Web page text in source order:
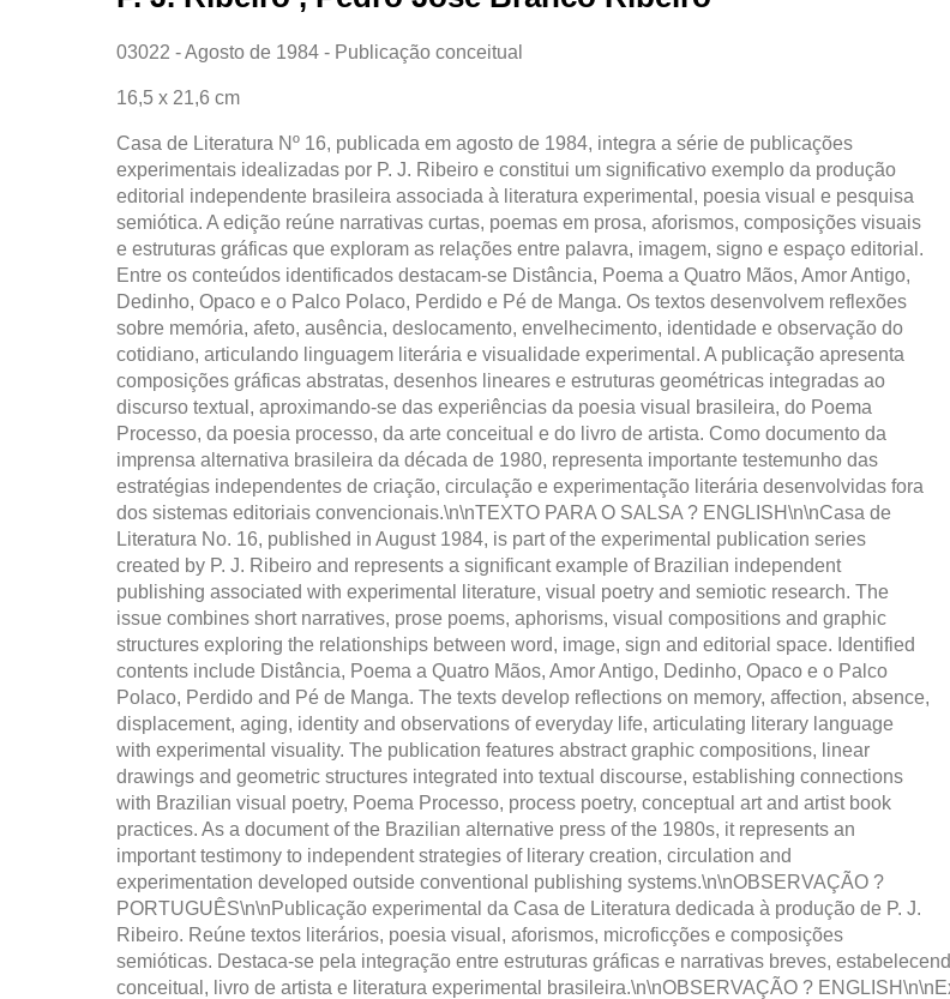
03022 - Agosto de 1984 - Publicação conceitual
16,5 x 21,6 cm
Casa de Literatura Nº 16, publicada em agosto de 1984, integra a série de publicações
experimentais idealizadas por P. J. Ribeiro e constitui um significativo exemplo da produção
editorial independente brasileira associada à literatura experimental, poesia visual e pesquisa
semiótica. A edição reúne narrativas curtas, poemas em prosa, aforismos, composições visuais
e estruturas gráficas que exploram as relações entre palavra, imagem, signo e espaço editorial.
Entre os conteúdos identificados destacam-se Distância, Poema a Quatro Mãos, Amor Antigo,
Dedinho, Opaco e o Palco Polaco, Perdido e Pé de Manga. Os textos desenvolvem reflexões
sobre memória, afeto, ausência, deslocamento, envelhecimento, identidade e observação do
cotidiano, articulando linguagem literária e visualidade experimental. A publicação apresenta
composições gráficas abstratas, desenhos lineares e estruturas geométricas integradas ao
discurso textual, aproximando-se das experiências da poesia visual brasileira, do Poema
Processo, da poesia processo, da arte conceitual e do livro de artista. Como documento da
imprensa alternativa brasileira da década de 1980, representa importante testemunho das
estratégias independentes de criação, circulação e experimentação literária desenvolvidas fora
dos sistemas editoriais convencionais.\n\nTEXTO PARA O SALSA ? ENGLISH\n\nCasa de
Literatura No. 16, published in August 1984, is part of the experimental publication series
created by P. J. Ribeiro and represents a significant example of Brazilian independent
publishing associated with experimental literature, visual poetry and semiotic research. The
issue combines short narratives, prose poems, aphorisms, visual compositions and graphic
structures exploring the relationships between word, image, sign and editorial space. Identified
contents include Distância, Poema a Quatro Mãos, Amor Antigo, Dedinho, Opaco e o Palco
Polaco, Perdido and Pé de Manga. The texts develop reflections on memory, affection, absence,
displacement, aging, identity and observations of everyday life, articulating literary language
with experimental visuality. The publication features abstract graphic compositions, linear
drawings and geometric structures integrated into textual discourse, establishing connections
with Brazilian visual poetry, Poema Processo, process poetry, conceptual art and artist book
practices. As a document of the Brazilian alternative press of the 1980s, it represents an
important testimony to independent strategies of literary creation, circulation and
experimentation developed outside conventional publishing systems.\n\nOBSERVAÇÃO ?
PORTUGUÊS\n\nPublicação experimental da Casa de Literatura dedicada à produção de P. J.
Ribeiro. Reúne textos literários, poesia visual, aforismos, microficções e composições
semióticas. Destaca-se pela integração entre estruturas gráficas e narrativas breves,
conceitual, livro de artista e literatura experimental brasileira.\n\nOBSERVAÇÃO ?